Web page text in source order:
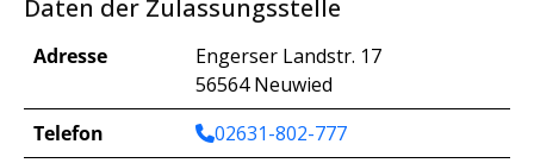
Daten der Zulassungsstelle
Adresse
Engerser Landstr. 17
56564 Neuwied
Telefon
02631-802-777